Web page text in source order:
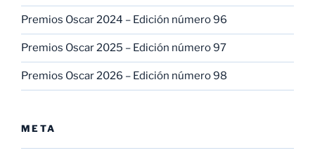
Premios Oscar 2024 – Edición número 96
Premios Oscar 2025 – Edición número 97
Premios Oscar 2026 – Edición número 98
META